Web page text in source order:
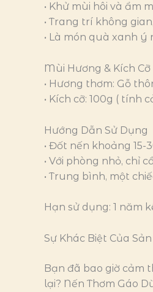
• Khử mùi hôi và ẩm
• Trang trí không
• Là món quà xanh
Mùi Hương & Kích Cỡ
• Hương thơm: Gỗ
• Kích cỡ: 100g ( tính
Hướng Dẫn Sử Dụng
• Đốt nến khoảng
• Với phòng nhỏ, chỉ
• Trung bình, một
Hạn sử dụng: 1 năm
Sự Khác Biệt Của
Bạn đã bao giờ cảm
lại? Nến Thơm Gáo